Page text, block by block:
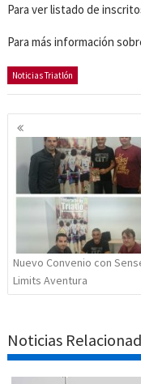
Para ver listado de
Para más información
Noticias Triatlón
Navegación
de
entradas
Nuevo Convenio con
Limits Aventura
Noticias